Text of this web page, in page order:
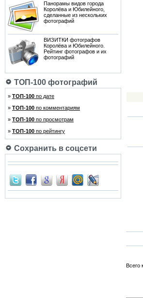
Панорамы видов города
Королёва и Юбилейного,
сделанные из нескольких
фотографий
ВИЗИТКИ фотографов
Королёва и Юбилейного.
Рейтинг фотографов и их
фотографий
ТОП-100 фотографий
» ТОП-100 по дате
» ТОП-100 по комментариям
» ТОП-100 по просмотрам
» ТОП-100 по рейтингу
Сохранить в соцсети
Всего